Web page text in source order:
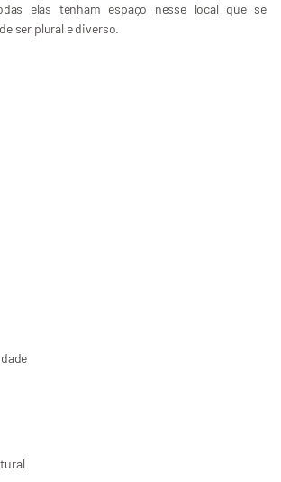
elas tenham espaço nesse local que se
ser plural e diverso.